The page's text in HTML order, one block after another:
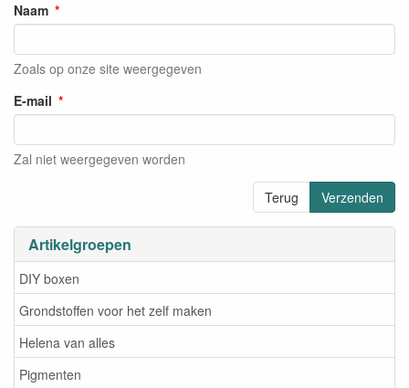
Artikelgroepen
DIY boxen
Grondstoffen voor het zelf maken
Helena van alles
Pigmenten
Naam
Zoals op onze site weergegeven
E-mail
Zal niet weergegeven worden
Terug Verzenden